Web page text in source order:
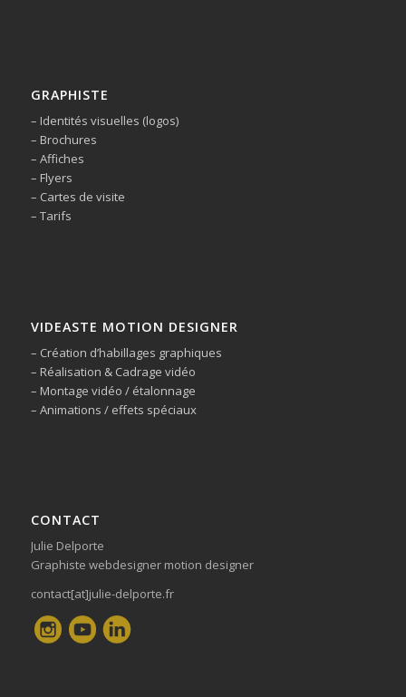
GRAPHISTE
– Identités visuelles (logos)
– Brochures
– Affiches
– Flyers
– Cartes de visite
– Tarifs
VIDEASTE MOTION DESIGNER
– Création d’habillages graphiques
– Réalisation & Cadrage vidéo
– Montage vidéo / étalonnage
– Animations / effets spéciaux
CONTACT
Julie Delporte
Graphiste webdesigner motion designer
contact[at]julie-delporte.fr